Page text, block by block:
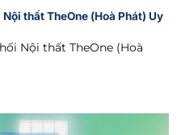
thất TheOne (Hoà Phát) Uy
Nội thất TheOne (Hoà